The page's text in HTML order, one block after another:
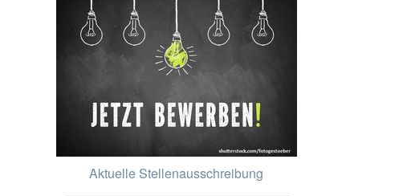
Aktuelle Stellenausschreibung